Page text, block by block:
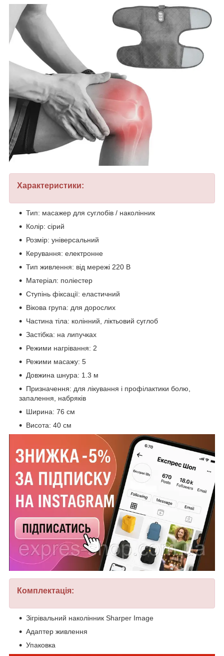
Характеристики:
Тип: масажер для суглобів / наколінник
Колір: сірий
Розмір: універсальний
Керування: електронне
Тип живлення: від мережі 220 В
Матеріал: поліестер
Ступінь фіксації: еластичний
Вікова група: для дорослих
Частина тіла: колінний, ліктьовий суглоб
Застібка: на липучках
Режими нагрівання: 2
Режими масажу: 5
Довжина шнура: 1.3 м
Призначення: для лікування і профілактики болю,
запалення, набряків
Ширина: 76 см
Висота: 40 см
Комплектація:
Зігрівальний наколінник Sharper Image
Адаптер живлення
Упаковка